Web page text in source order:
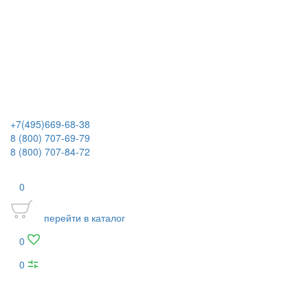
+7(495)669-68-38
8 (800) 707-69-79
8 (800) 707-84-72
0
перейти в каталог
0
0